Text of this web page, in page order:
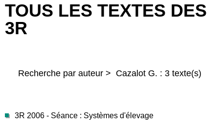
TOUS LES TEXTES DES
3R
Recherche par auteur > Cazalot G. : 3 texte(s)
3R 2006 - Séance : Systèmes d'élevage